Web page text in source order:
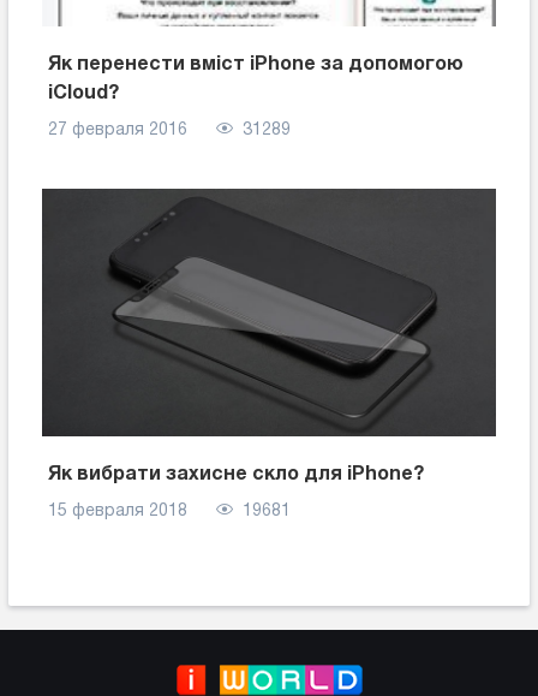
Як перенести вміст iPhone за допомогою
iCloud?
27 февраля 2016 31289
Як вибрати захисне скло для iPhone?
15 февраля 2018 19681